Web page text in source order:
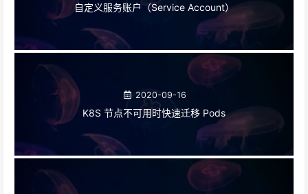
自定义服务账户（Service Account）
2020-09-16
K8S 节点不可用时快速迁移 Pods